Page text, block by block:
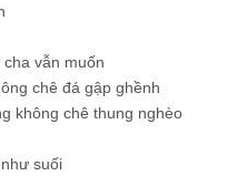
vẫn muốn
chê đá gập ghềnh
không chê thung nghèo
suối